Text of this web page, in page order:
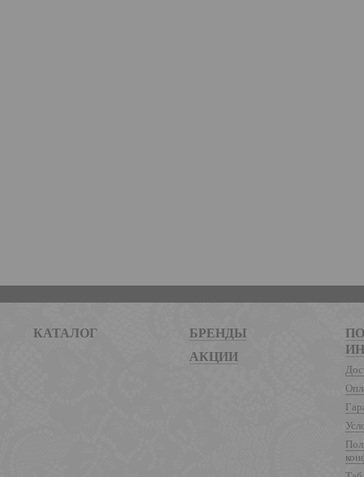
КАТАЛОГ
БРЕНДЫ
АКЦИИ